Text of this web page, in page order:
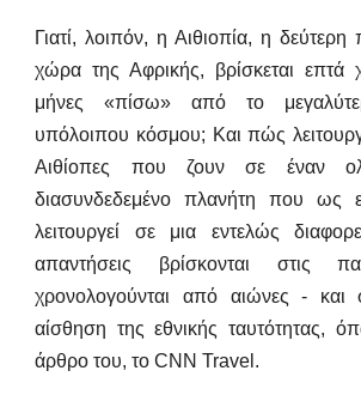
Γιατί, λοιπόν, η Αιθιοπία, η
χώρα της Αφρικής, βρίσκεται επτά
μήνες «πίσω» από το
υπόλοιπου κόσμου; Και πώς
Αιθίοπες που ζουν σε έναν
διασυνδεδεμένο πλανήτη που ως
λειτουργεί σε μια εντελώς
απαντήσεις βρίσκονται στις
χρονολογούνται από αιώνες - και
αίσθηση της εθνικής ταυτότητας,
άρθρο του, το CNN Travel.